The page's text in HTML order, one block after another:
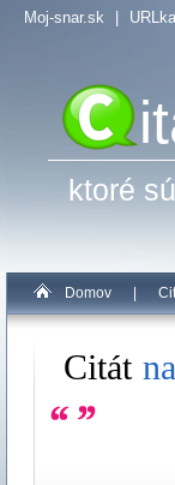
Moj-snar.sk
ktoré
Domov
Citát